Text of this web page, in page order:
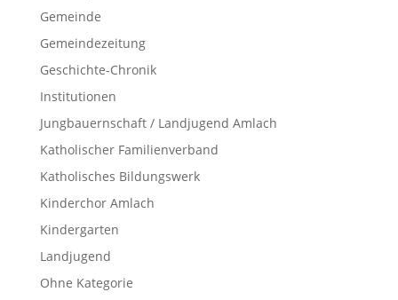
Gemeinde
Gemeindezeitung
Geschichte-Chronik
Institutionen
Jungbauernschaft / Landjugend Amlach
Katholischer Familienverband
Katholisches Bildungswerk
Kinderchor Amlach
Kindergarten
Landjugend
Ohne Kategorie